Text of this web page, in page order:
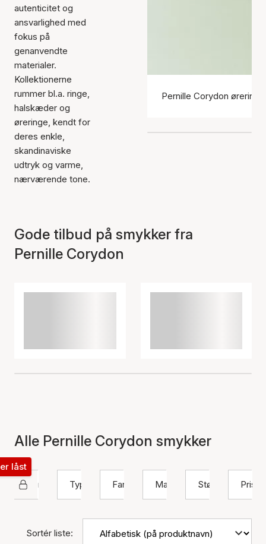
autenticitet og
ansvarlighed med
fokus på
genanvendte
materialer.
Kollektionerne
rummer bl.a. ringe,
halskæder og
øreringe, kendt for
deres enkle,
skandinaviske
udtryk og varme,
nærværende tone.
Pernille Corydon øreringe
Gode tilbud på smykker fra
Pernille Corydon
Alle Pernille Corydon smykker
Pernille Corydon
låst
Type
Farve Materiale Størrelse Pris
Sortér liste: